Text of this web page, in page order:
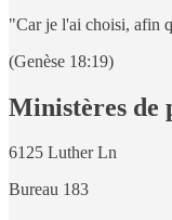
"Car je l'ai choisi, afin
(Genèse 18:19)
Ministères de
6125 Luther Ln
Bureau 183